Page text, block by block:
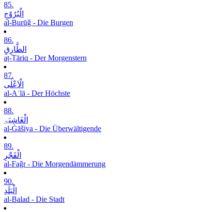
85.
الْبُرُوْجِ
al-Burūǧ - Die Burgen
86.
الطَّارِقِ
aṭ-Ṭāriq - Der Morgenstern
87.
الْاَعْلٰی
al-Aʿlā - Der Höchste
88.
الْغَاشِیَۃِ
al-Ġāšiya - Die Überwältigende
89.
الْفَجْرِ
al-Faǧr - Die Morgendämmerung
90.
الْبَلَدِ
al-Balad - Die Stadt